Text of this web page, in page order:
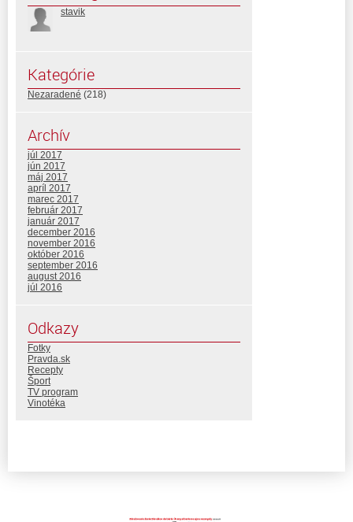
stavik
Kategórie
Nezaradené (218)
Archív
júl 2017
jún 2017
máj 2017
apríl 2017
marec 2017
február 2017
január 2017
december 2016
november 2016
október 2016
september 2016
august 2016
júl 2016
Odkazy
Fotky
Pravda.sk
Recepty
Šport
TV program
Vinotéka